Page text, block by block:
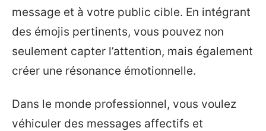
message et à votre public cible. En intégrant
des émojis pertinents, vous pouvez non
seulement capter l’attention, mais également
créer une résonance émotionnelle.
Dans le monde professionnel, vous voulez
véhiculer des messages affectifs et